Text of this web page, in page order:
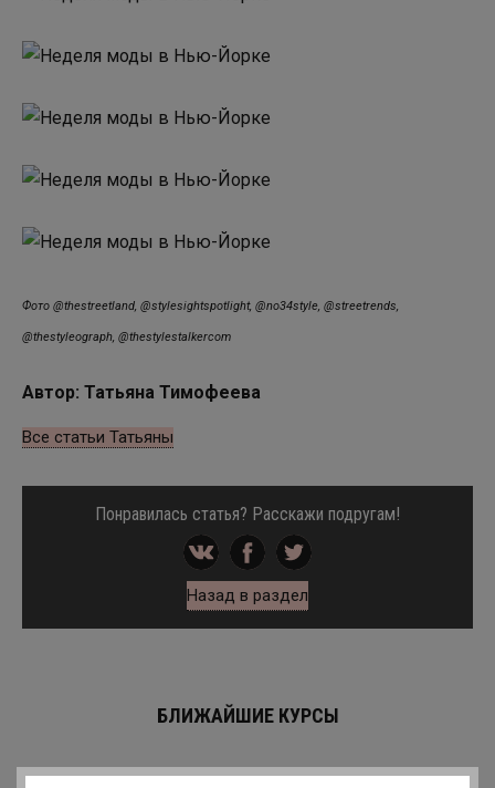
Фото @thestreetland, @stylesightspotlight, @no34style, @streetrends,
@thestyleograph, @thestylestalkercom
Автор: Татьяна Тимофеева
Все статьи Татьяны
Понравилась статья? Расскажи подругам!
Назад в раздел
БЛИЖАЙШИЕ КУРСЫ